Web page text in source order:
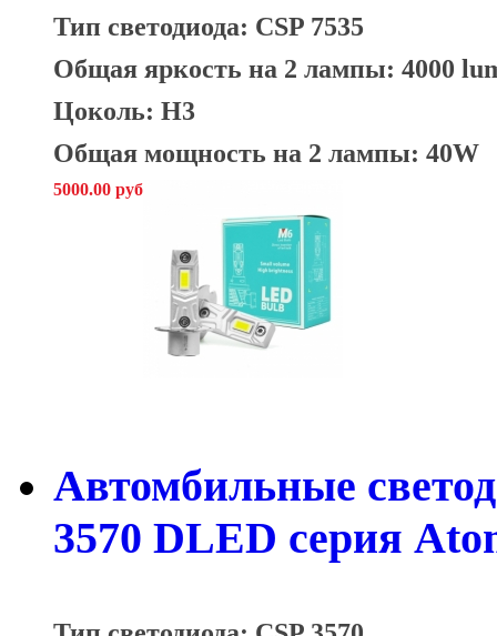
Тип светодиода: CSP 7535
Общая яркость на 2 лампы: 4000
Цоколь: H3
Общая мощность на 2 лампы: 40W
5000.00 руб
Автомбильные
3570 DLED серия